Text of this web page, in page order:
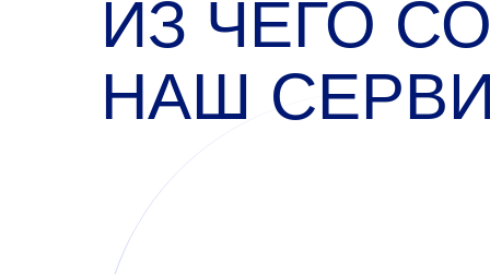
Оценка жилой
недвижимости
Оценка оборудования и
спецтехники
Судебная экспертиза
ИЗ ЧЕГО
НАШ